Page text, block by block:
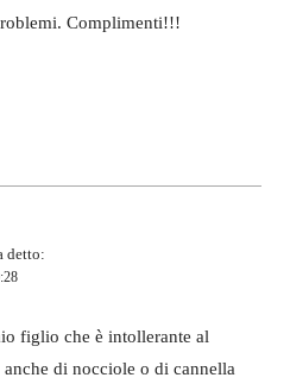
Complimenti!!!
detto:
figlio che è intollerante al
di nocciole o di cannella